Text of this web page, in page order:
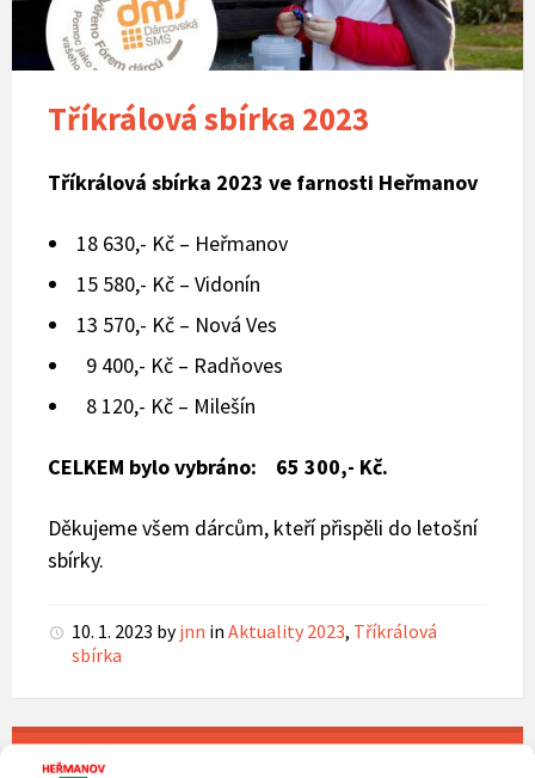
Tříkrálová sbírka 2023
Tříkrálová sbírka 2023 ve farnosti Heřmanov
18 630,- Kč – Heřmanov
15 580,- Kč – Vidonín
13 570,- Kč – Nová Ves
9 400,- Kč – Radňoves
8 120,- Kč – Milešín
CELKEM bylo vybráno: 65 300,- Kč.
Děkujeme všem dárcům, kteří přispěli do letošní
sbírky.
10. 1. 2023 by jnn in Aktuality 2023, Tříkrálová
sbírka
ÚVOD